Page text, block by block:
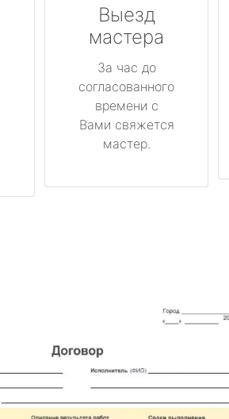
Выезд
мастера
За час до
согласованного
времени с
Вами свяжется
мастер.